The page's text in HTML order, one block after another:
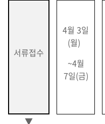
서류접수
4월 3일
(월)
~4월
7일(금)
▼